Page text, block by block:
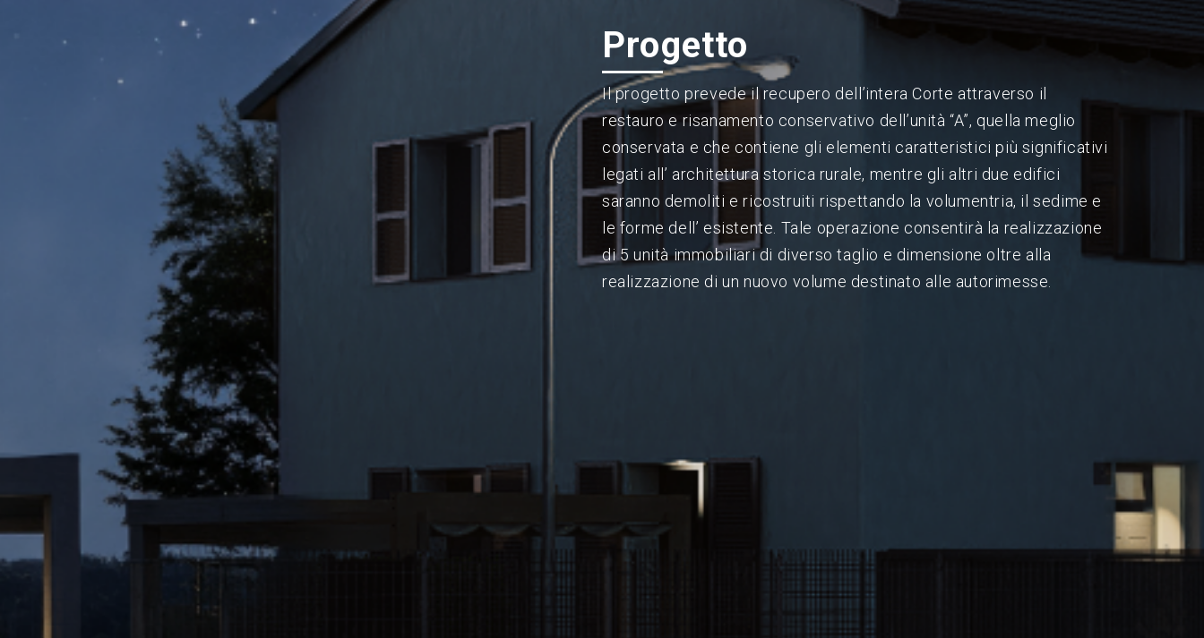
Progetto
Il progetto prevede il recupero dell’intera Corte attraverso il
restauro e risanamento conservativo dell’unità “A”, quella meglio
conservata e che contiene gli elementi caratteristici più significativi
legati all’ architettura storica rurale, mentre gli altri due edifici
saranno demoliti e ricostruiti rispettando la volumentria, il sedime e
le forme dell’ esistente. Tale operazione consentirà la realizzazione
di 5 unità immobiliari di diverso taglio e dimensione oltre alla
realizzazione di un nuovo volume destinato alle autorimesse.